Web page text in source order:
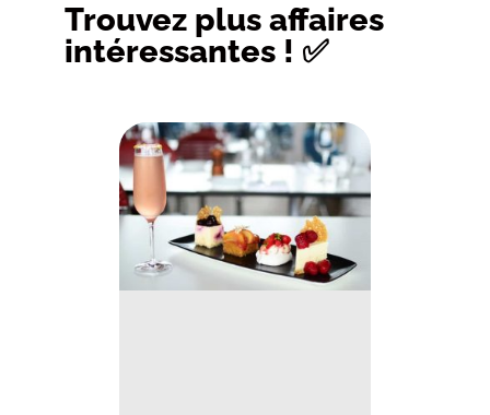
Trouvez plus affaires
intéressantes ! ✅